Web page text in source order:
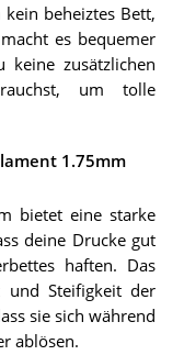
beheiztes Bett,
es bequemer
keine zusätzlichen
um tolle
1.75mm
bietet eine starke
deine Drucke gut
haften. Das
und Steifigkeit der
sie sich während
ablösen.